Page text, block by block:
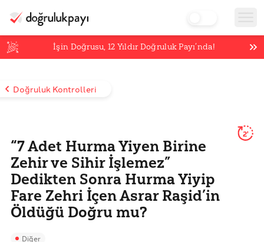
İşin Doğrusu,12 Yıldır Doğruluk Payı’nda!
Doğruluk Kontrolleri
“7 Adet Hurma Yiyen Birine
Zehir ve Sihir İşlemez”
Dedikten Sonra Hurma Yiyip
Fare Zehri İçen Asrar Raşid’in
Öldüğü Doğru mu?
2'
Diğer